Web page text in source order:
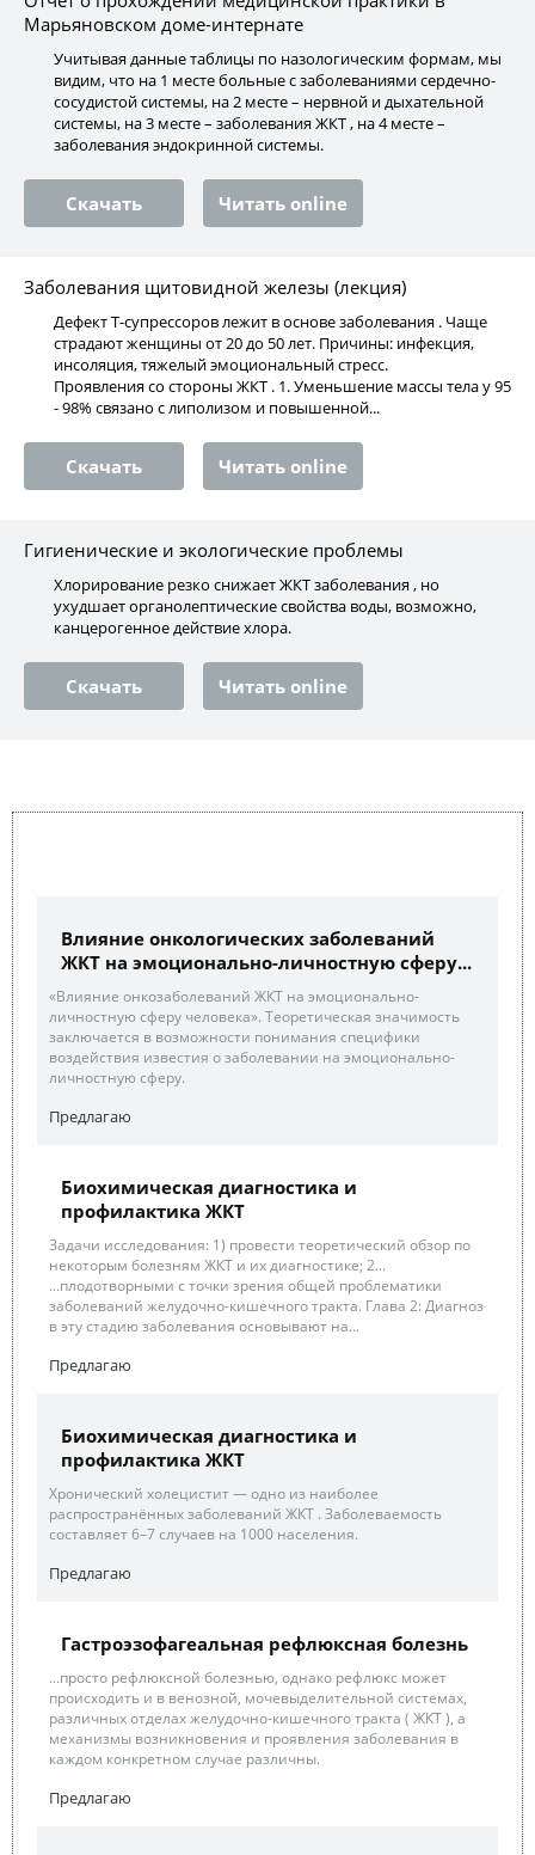
Марьяновском доме-интернате
Учитывая данные таблицы по назологическим формам, мы
видим, что на 1 месте больные с заболеваниями сердечно-
сосудистой системы, на 2 месте – нервной и дыхательной
системы, на 3 месте – заболевания ЖКТ , на 4 месте –
заболевания эндокринной системы.
Скачать Читать online
Заболевания щитовидной железы (лекция)
Дефект Т-супрессоров лежит в основе заболевания . Чаще
страдают женщины от 20 до 50 лет. Причины: инфекция,
инсоляция, тяжелый эмоциональный стресс.
Проявления со стороны ЖКТ . 1. Уменьшение массы тела у 95
- 98% связано с липолизом и повышенной...
Скачать Читать online
Гигиенические и экологические проблемы
Хлорирование резко снижает ЖКТ заболевания , но
ухудшает органолептические свойства воды, возможно,
канцерогенное действие хлора.
Скачать Читать online
Влияние онкологических заболеваний
ЖКТ на эмоционально-личностную сферу...
«Влияние онкозаболеваний ЖКТ на эмоционально-
личностную сферу человека». Теоретическая значимость
заключается в возможности понимания специфики
воздействия известия о заболевании на эмоционально-
личностную сферу.
Предлагаю
Биохимическая диагностика и
профилактика ЖКТ
Задачи исследования: 1) провести теоретический обзор по
некоторым болезням ЖКТ и их диагностике; 2...
...плодотворными с точки зрения общей проблематики
заболеваний желудочно-кишечного тракта. Глава 2: Диагноз
в эту стадию заболевания основывают на...
Предлагаю
Биохимическая диагностика и
профилактика ЖКТ
Хронический холецистит — одно из наиболее
распространённых заболеваний ЖКТ . Заболеваемость
составляет 6–7 случаев на 1000 населения.
Предлагаю
Гастроэзофагеальная рефлюксная болезнь
...просто рефлюксной болезнью, однако рефлюкс может
происходить и в венозной, мочевыделительной системах,
различных отделах желудочно-кишечного тракта ( ЖКТ ), а
механизмы возникновения и проявления заболевания в
каждом конкретном случае различны.
Предлагаю